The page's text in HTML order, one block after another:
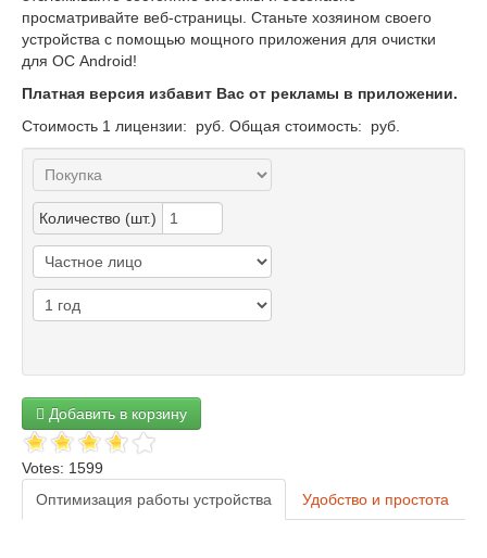
просматривайте веб-страницы. Станьте хозяином своего
устройства с помощью мощного приложения для очистки
для ОС Android!
Платная версия избавит Вас от рекламы в приложении.
Стоимость 1 лицензии:
руб. Общая стоимость: руб.
Количество (шт.)
Добавить в корзину
Votes: 1599
Оптимизация работы устройства
Удобство и простота